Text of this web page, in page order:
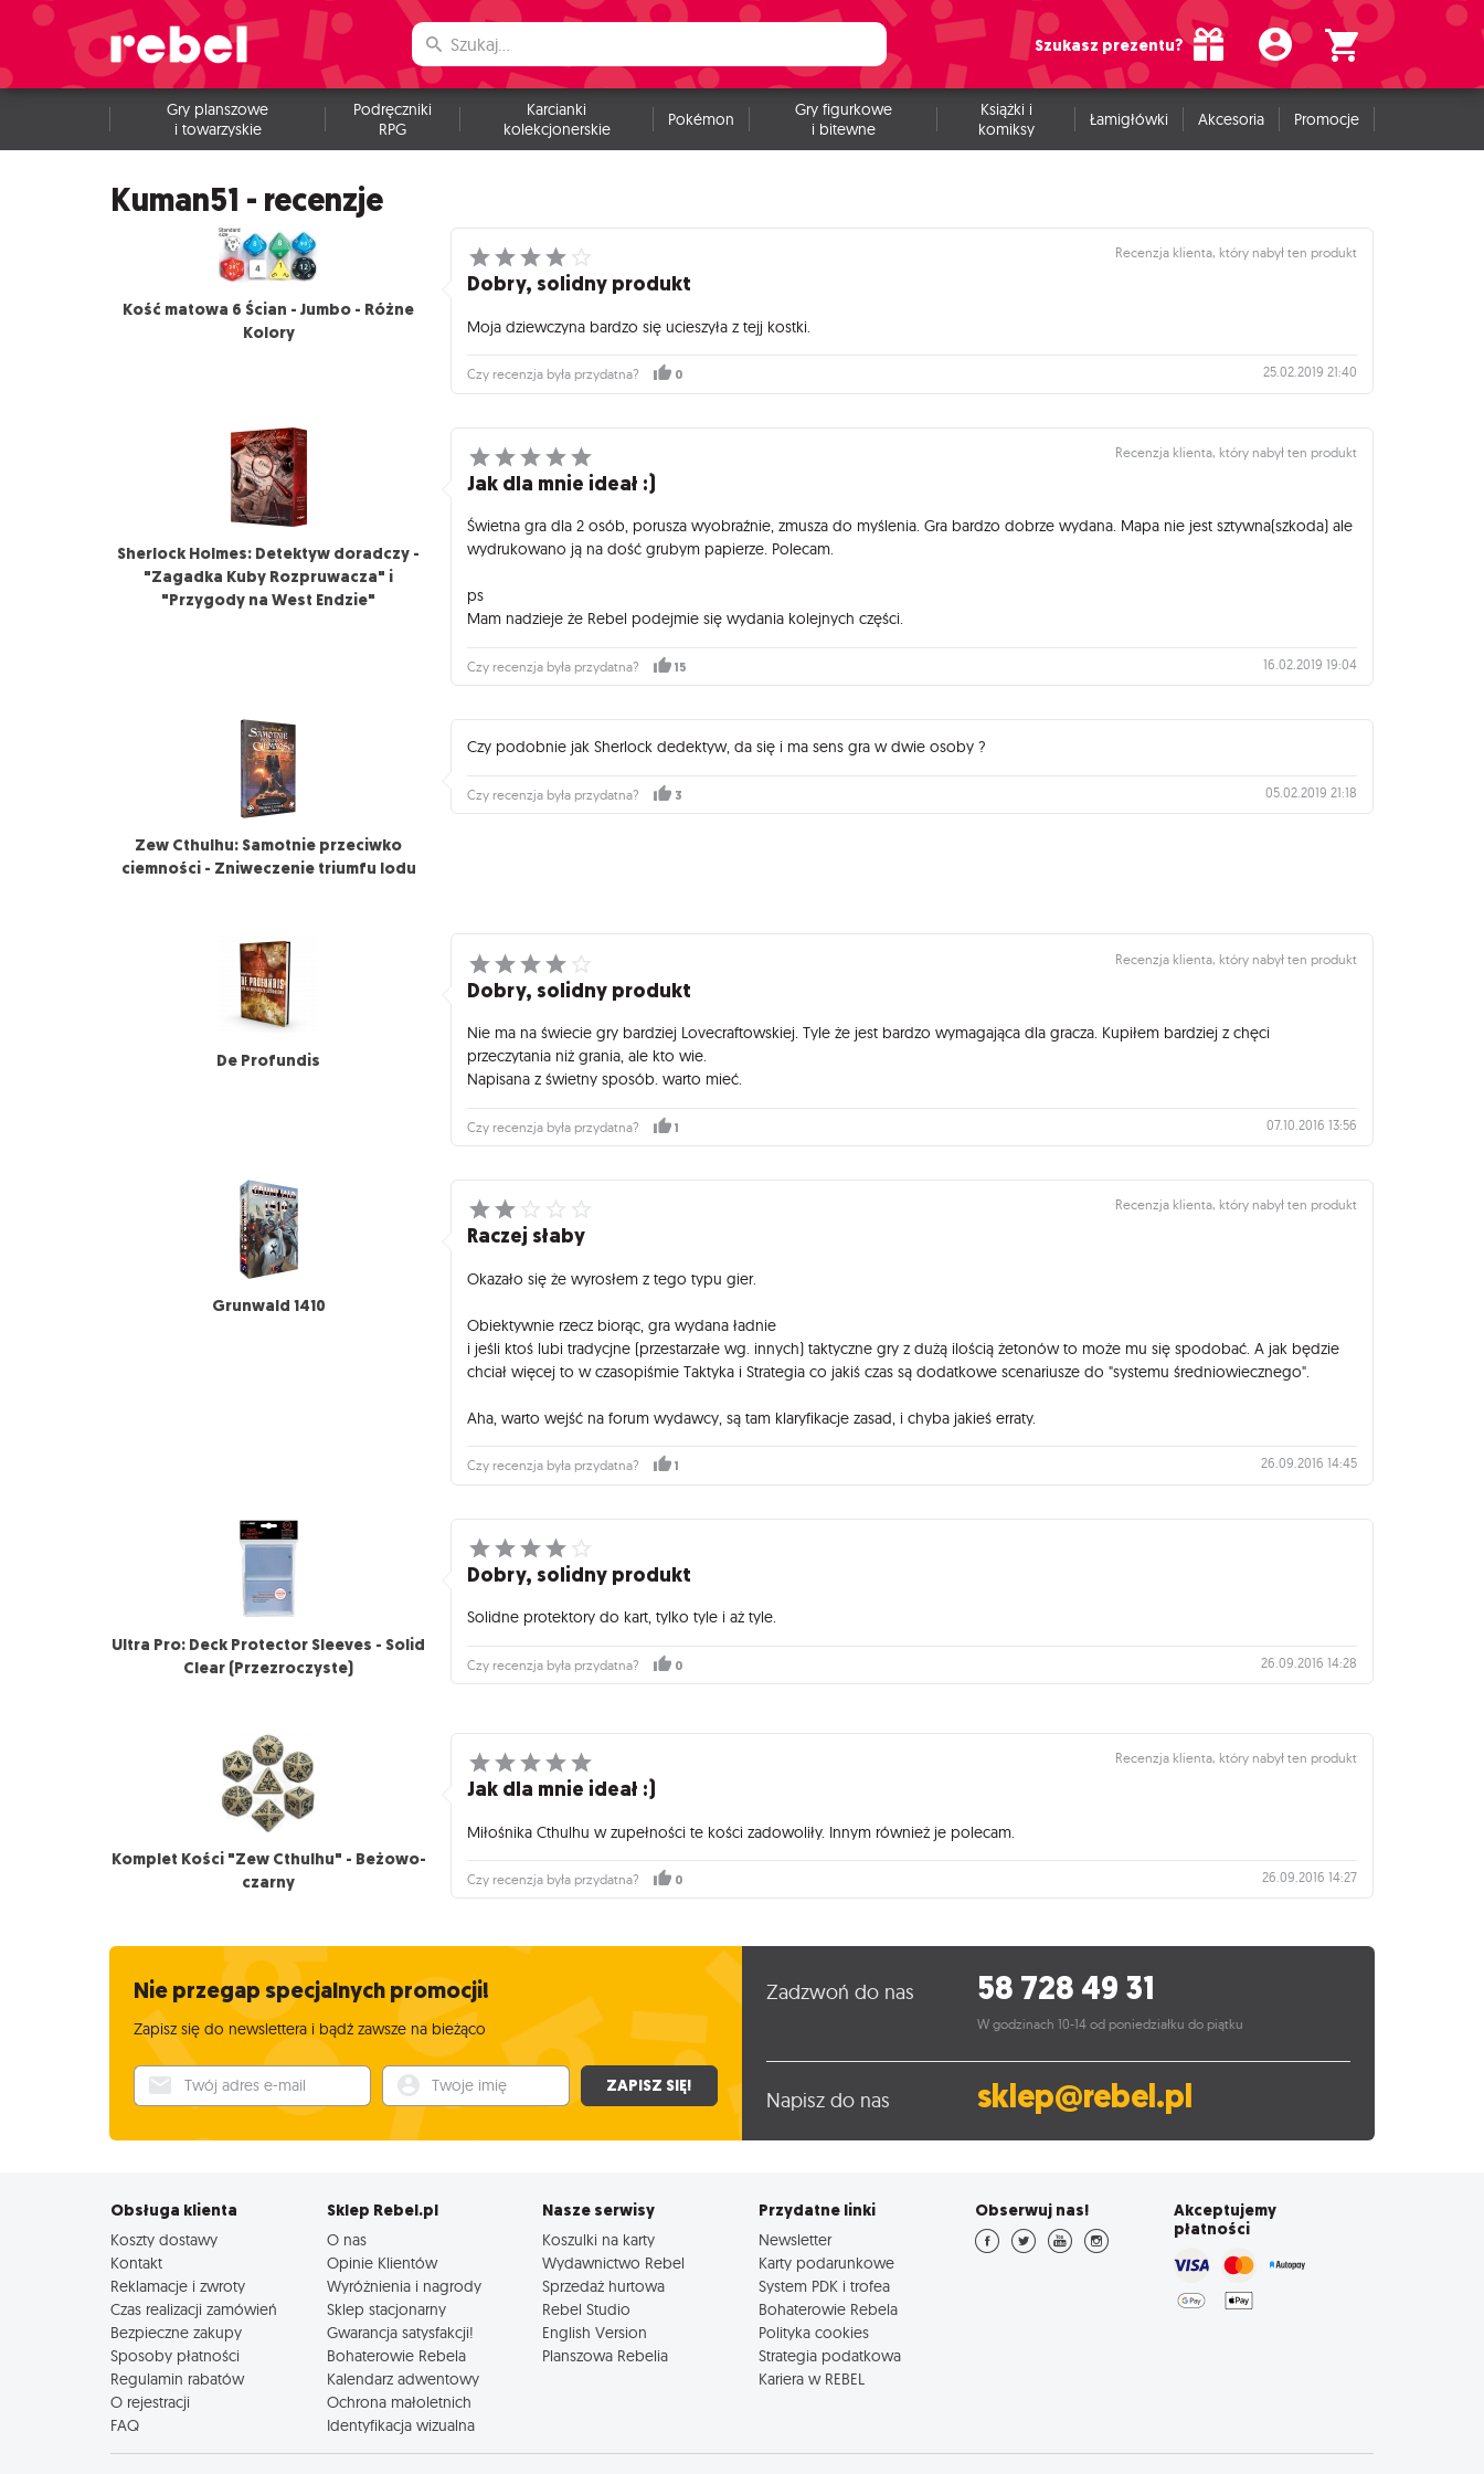
Szukasz prezentu?
Gry planszowe
i towarzyskie
Podręczniki
RPG
Karcianki
kolekcjonerskie
Pokémon
Gry figurkowe
i bitewne
Książki i
komiksy
Łamigłówki Akcesoria Promocje
Kuman51 - recenzje
Kość matowa 6 Ścian - Jumbo - Różne
Kolory
Recenzja klienta, który nabył ten produkt
Dobry, solidny produkt
Moja dziewczyna bardzo się ucieszyła z tejj kostki.
Czy recenzja była przydatna? 0 25.02.2019 21:40
Sherlock Holmes: Detektyw doradczy -
"Zagadka Kuby Rozpruwacza" i
"Przygody na West Endzie"
Recenzja klienta, który nabył ten produkt
Jak dla mnie ideał :)
Świetna gra dla 2 osób, porusza wyobraźnie, zmusza do myślenia. Gra bardzo dobrze wydana. Mapa nie jest sztywna(szkoda) ale
wydrukowano ją na dość grubym papierze. Polecam.
ps
Mam nadzieje że Rebel podejmie się wydania kolejnych części.
Czy recenzja była przydatna? 15 16.02.2019 19:04
Zew Cthulhu: Samotnie przeciwko
ciemności - Zniweczenie triumfu lodu
Czy podobnie jak Sherlock dedektyw, da się i ma sens gra w dwie osoby ?
Czy recenzja była przydatna? 3 05.02.2019 21:18
De Profundis
Recenzja klienta, który nabył ten produkt
Dobry, solidny produkt
Nie ma na świecie gry bardziej Lovecraftowskiej. Tyle że jest bardzo wymagająca dla gracza. Kupiłem bardziej z chęci
przeczytania niż grania, ale kto wie.
Napisana z świetny sposób. warto mieć.
Czy recenzja była przydatna? 1 07.10.2016 13:56
Grunwald 1410
Recenzja klienta, który nabył ten produkt
Raczej słaby
Okazało się że wyrosłem z tego typu gier.
Obiektywnie rzecz biorąc, gra wydana ładnie
i jeśli ktoś lubi tradycjne (przestarzałe wg. innych) taktyczne gry z dużą ilością żetonów to może mu się spodobać. A jak będzie
chciał więcej to w czasopiśmie Taktyka i Strategia co jakiś czas są dodatkowe scenariusze do "systemu średniowiecznego".
Aha, warto wejść na forum wydawcy, są tam klaryfikacje zasad, i chyba jakieś erraty.
Czy recenzja była przydatna? 1 26.09.2016 14:45
Ultra Pro: Deck Protector Sleeves - Solid
Clear (Przezroczyste)
Dobry, solidny produkt
Solidne protektory do kart, tylko tyle i aż tyle.
Czy recenzja była przydatna? 0 26.09.2016 14:28
Komplet Kości "Zew Cthulhu" - Beżowo-
czarny
Recenzja klienta, który nabył ten produkt
Jak dla mnie ideał :)
Miłośnika Cthulhu w zupełności te kości zadowoliły. Innym również je polecam.
Czy recenzja była przydatna? 0 26.09.2016 14:27
Nie przegap specjalnych promocji!
Zapisz się do newslettera i bądź zawsze na bieżąco
Twój adres e-mail Twoje imię ZAPISZ SIĘ!
Zadzwoń do nas 58 728 49 31
W godzinach 10-14 od poniedziałku do piątku
Napisz do nas sklep@rebel.pl
Obsługa klienta
Koszty dostawy
Kontakt
Reklamacje i zwroty
Czas realizacji zamówień
Bezpieczne zakupy
Sposoby płatności
Regulamin rabatów
O rejestracji
FAQ
Sklep Rebel.pl
O nas
Opinie Klientów
Wyróżnienia i nagrody
Sklep stacjonarny
Gwarancja satysfakcji!
Bohaterowie Rebela
Kalendarz adwentowy
Ochrona małoletnich
Identyfikacja wizualna
Nasze serwisy
Koszulki na karty
Wydawnictwo Rebel
Sprzedaż hurtowa
Rebel Studio
English Version
Planszowa Rebelia
Przydatne linki
Newsletter
Karty podarunkowe
System PDK i trofea
Bohaterowie Rebela
Polityka cookies
Strategia podatkowa
Kariera w REBEL
Obserwuj nas!
Akceptujemy
płatności